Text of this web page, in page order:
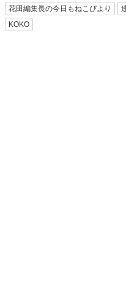
花田編集長の今日もねこびより
KOKO